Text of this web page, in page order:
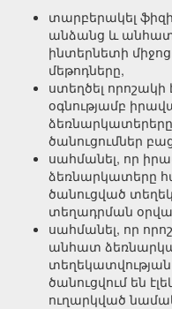
տարբերակել
անձանց և
ինտերնետի
մեթոդները,
ստեղծել
օգնությամբ
ծանուցումներ
սահմանել, որ
ձեռնարկատերը
ծանուցված
տեղադրման
սահմանել, որ
անհատ
ծանուցվում են
ուղարկված